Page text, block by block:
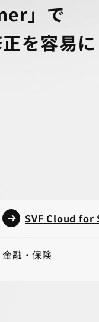
」で
を容易
SVF Cloud for
金融・保険